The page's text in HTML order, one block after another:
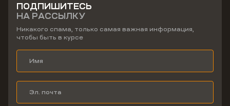
ПОДПИШИТЕСЬ
НА РАССЫЛКУ
Никакого спама, только самая важная информация,
чтобы быть в курсе